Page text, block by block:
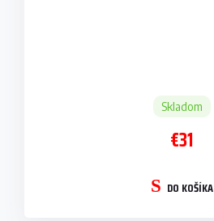
Skladom
€31
DO KOŠÍKA